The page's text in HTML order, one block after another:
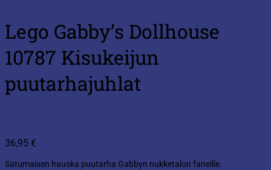
Lego Gabby’s Dollhouse
10787 Kisukeijun
puutarhajuhlat
36,95 €
Satumaisen hauska puutarha Gabbyn nukketalon faneille.